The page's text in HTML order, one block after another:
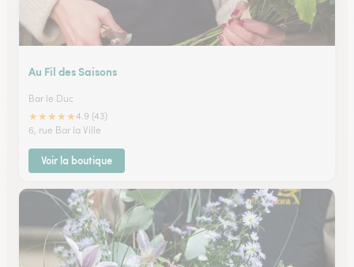
Au Fil des Saisons
Bar le Duc
★★★★★4.9 (43)
6, rue Bar la Ville
Voir la boutique